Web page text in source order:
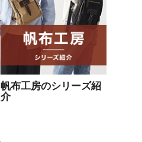
帆布工房のシリーズ紹
介